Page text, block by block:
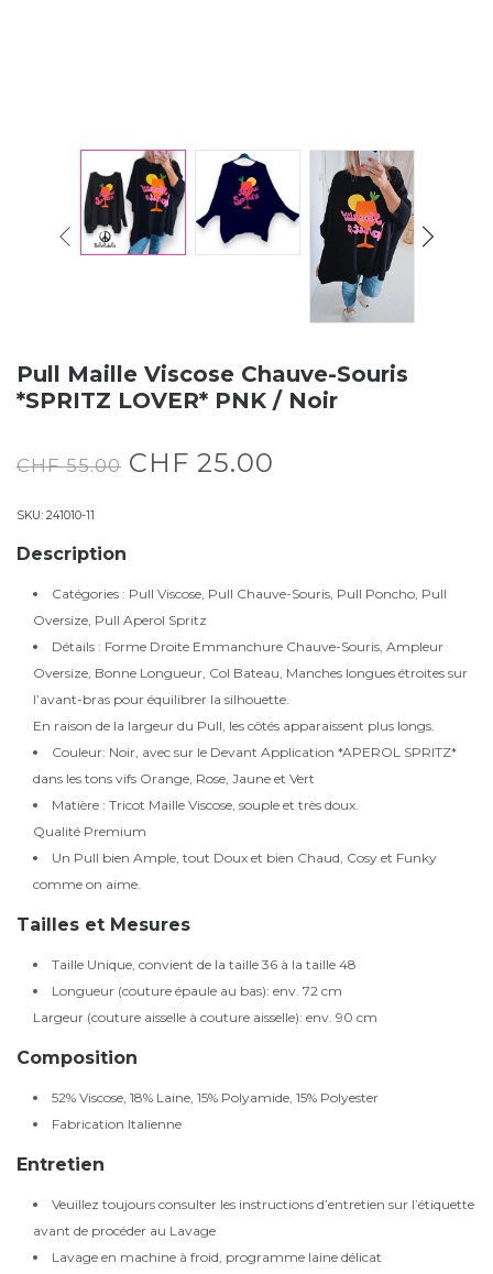
Pull Maille Viscose Chauve-Souris
*SPRITZ LOVER* PNK / Noir
CHF55.00 CHF 25.00
SKU: 241010-11
Description
Catégories : Pull Viscose, Pull Chauve-Souris, Pull Poncho, Pull
Oversize, Pull Aperol Spritz
Détails : Forme Droite Emmanchure Chauve-Souris, Ampleur
Oversize, Bonne Longueur, Col Bateau, Manches longues étroites sur
l’avant-bras pour équilibrer la silhouette.
En raison de la largeur du Pull, les côtés apparaissent plus longs.
Couleur: Noir, avec sur le Devant Application *APEROL SPRITZ*
dans les tons vifs Orange, Rose, Jaune et Vert
Matière : Tricot Maille Viscose, souple et très doux.
Qualité Premium
Un Pull bien Ample, tout Doux et bien Chaud, Cosy et Funky
comme on aime.
Tailles et Mesures
Taille Unique, convient de la taille 36 à la taille 48
Longueur (couture épaule au bas): env. 72 cm
Largeur (couture aisselle à couture aisselle): env. 90 cm
Composition
52% Viscose, 18% Laine, 15% Polyamide, 15% Polyester
Fabrication Italienne
Entretien
Veuillez toujours consulter les instructions d’entretien sur l’étiquette
avant de procéder au Lavage
Lavage en machine à froid, programme laine délicat